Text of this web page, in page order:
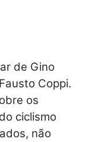
de Gino
Coppi.
os
ciclismo
não